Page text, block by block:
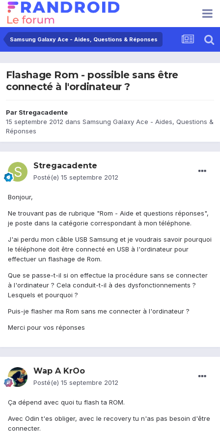
Samsung Galaxy Ace - Aides, Questions & Réponses
Flashage Rom - possible sans être
connecté à l'ordinateur ?
Par Stregacadente
15 septembre 2012 dans Samsung Galaxy Ace - Aides, Questions &
Réponses
Stregacadente
Posté(e) 15 septembre 2012
Bonjour,
Ne trouvant pas de rubrique "Rom - Aide et questions réponses",
je poste dans la catégorie correspondant à mon téléphone.
J'ai perdu mon câble USB Samsung et je voudrais savoir pourquoi
le téléphone doit être connecté en USB à l'ordinateur pour
effectuer un flashage de Rom.
Que se passe-t-il si on effectue la procédure sans se connecter
à l'ordinateur ? Cela conduit-t-il à des dysfonctionnements ?
Lesquels et pourquoi ?
Puis-je flasher ma Rom sans me connecter à l'ordinateur ?
Merci pour vos réponses
Wap A KrOo
Posté(e) 15 septembre 2012
Ça dépend avec quoi tu flash ta ROM.
Avec Odin t'es obliger, avec le recovery tu n'as pas besoin d'être
connecter.